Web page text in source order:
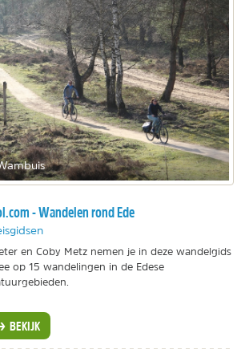
- Wandelen rond Ede
en Coby Metz nemen je in deze wandelgids
op 15 wandelingen in de Edese
BEKIJK